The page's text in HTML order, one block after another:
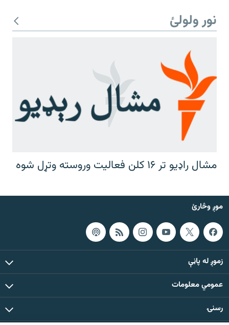
نور ولولئ
مشال راډیو تر ۱۶ کلن فعالیت وروسته وتړل شوه
موږ وڅارئ
زموږ له پاڼې
عمومي معلومات
رسنۍ